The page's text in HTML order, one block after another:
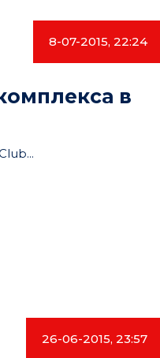
8-07-2015, 22:24
в
26-06-2015, 23:57